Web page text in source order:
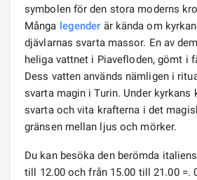
symbolen för den stora moderns
Många legender är kända om
djävlarnas svarta massor. En av
heliga vattnet i Piavefloden, gömt i
Dess vatten används nämligen i
svarta magin i Turin. Under kyrkans
svarta och vita krafterna i det
gränsen mellan ljus och mörker.
Du kan besöka den berömda
till 12.00 och från 15.00 till 21.00 =.